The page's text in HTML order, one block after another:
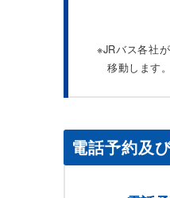
※JRバス各社
移動します。
電話予約及